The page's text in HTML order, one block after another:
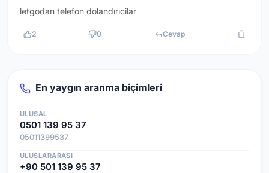
letgodan telefon dolandırıcilar
2 0 Cevap
En yaygın aranma biçimleri
ULUSAL
0501 139 95 37
05011399537
ULUSLARARASI
+90 501 139 95 37